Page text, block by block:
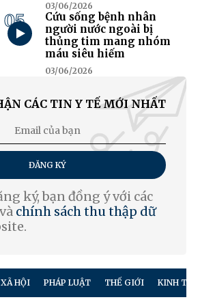
03/06/2026
05
Cứu sống bệnh nhân
người nước ngoài bị
thủng tim mang nhóm
máu siêu hiếm
03/06/2026
CÁC TIN Y TẾ MỚI NHẤT
ĐĂNG KÝ
ký, bạn đồng ý với các
chính sách thu thập dữ
XÃ HỘI PHÁP LUẬT THẾ GIỚI KINH TẾ